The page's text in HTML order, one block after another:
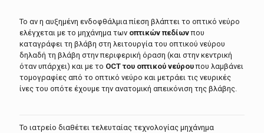
Το αν η αυξημένη ενδοφθάλμια πίεση βλάπτει το οπτικό νεύρο
ελέγχεται με το μηχάνημα των οπτικών πεδίωνπου
καταγράφει τη βλάβη στη λειτουργία του οπτικού νεύρου
δηλαδή τη βλάβη στην περιφερική όραση (και στην κεντρική
όταν υπάρχει) και με το OCT του οπτικού νεύρουπου λαμβάνει
τομογραφίες από το οπτικό νεύρο και μετράει τις νευρικές
ίνες του οπότε έχουμε την ανατομική απεικόνιση της βλάβης.
Το ιατρείο διαθέτει τελευταίας τεχνολογίας μηχάνημα